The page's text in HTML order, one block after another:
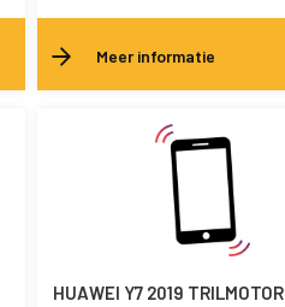
Meer informatie
HUAWEI Y7 2019 TRILMOTOR